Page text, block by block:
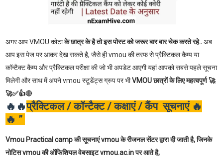
अगर आप VMOU कोटाके छात्र के है तो इस पोस्ट को जरूर बार बार चेक करते रहे..अब
आप इस पेज पर आकर देख सकते है, जैसे ही vmou की तरफ से प्रैक्टिकल कैम्प या
कॉन्टैक्ट कैम्प और प्रैक्टिकल परीक्षा की जो भी अपडेट आएगी यहां आपको सबसे पहले सूचना
मिलेगी और साथ में अपने vmou स्टूडेंट्स ग्रुप पर भीVMOU छात्रों के लिए महत्वपूर्ण 🚀
🚀✅👍🔴
🔥🔥प्रैक्टिकल / कॉन्टैक्ट / कक्षाएं / कैंप सूचनाएं 🔥
🔥 ”
Vmou Practical camp की सूचनाएं vmou के रीजनल सेंटर द्वारा दी जाती है, जिनके
नोटिस vmou की ऑफिशियल वेबसाइट vmou.ac.in पर आते है,